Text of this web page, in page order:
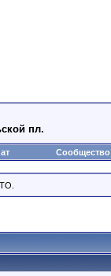
пл.
Сообщество